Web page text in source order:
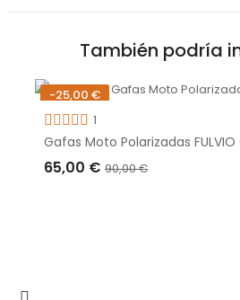
También podría
-25,00 €
1
Gafas Moto Polarizadas FULVIO
65,00 € 90,00 €